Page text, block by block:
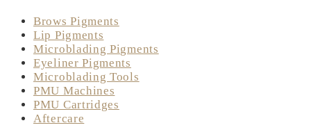
Brows Pigments
Lip Pigments
Microblading Pigments
Eyeliner Pigments
Microblading Tools
PMU Machines
PMU Cartridges
Aftercare